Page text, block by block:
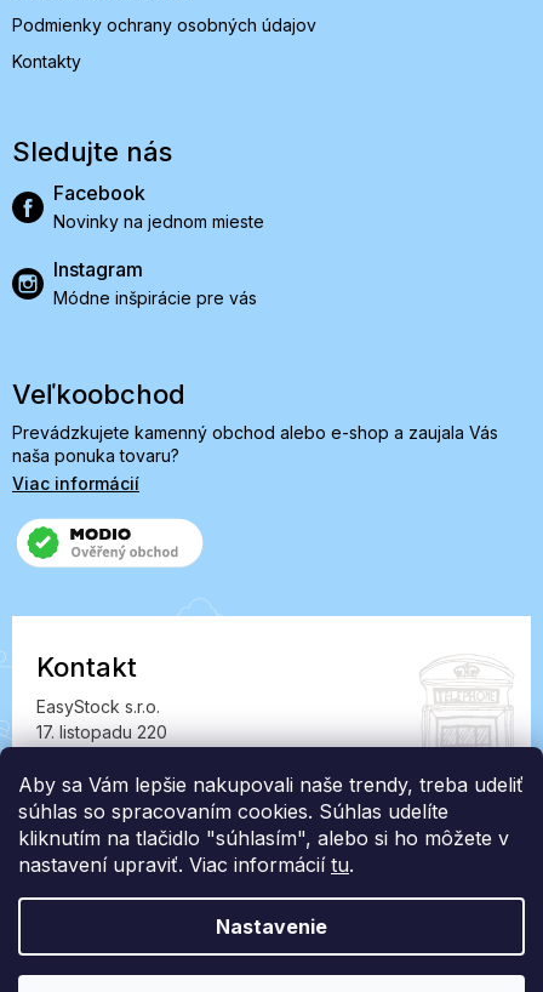
Aby sa Vám lepšie nakupovali naše trendy, treba udeliť
súhlas so spracovaním cookies. Súhlas udelíte
kliknutím na tlačidlo "súhlasím", alebo si ho môžete v
nastavení upraviť. Viac informácií tu.
Nastavenie
Podmienky ochrany osobných údajov
Kontakty
Sledujte nás
Facebook
Novinky na jednom mieste
Instagram
Módne inšpirácie pre vás
Veľkoobchod
Prevádzkujete kamenný obchod alebo e-shop a zaujala Vás
naša ponuka tovaru?
Viac informácií
Kontakt
EasyStock s.r.o.
17. listopadu 220
IČ: 07727402, DIČ: CZ07727402
info@londonclub.sk